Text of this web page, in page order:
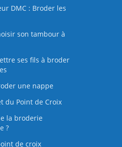
DMC : Broder les
son tambour à
ses fils à broder
une nappe
du Point de Croix
la broderie
?
de croix